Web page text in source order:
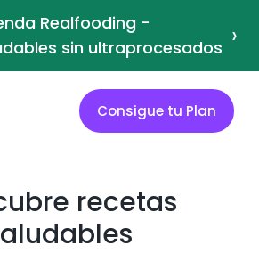
Realfooding -
sin ultraprocesados ›
Consigue tu Plan
recetas